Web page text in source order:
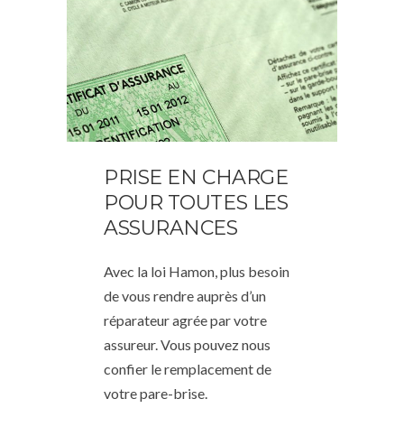
PRISE EN CHARGE
POUR TOUTES LES
ASSURANCES
Avec la loi Hamon, plus besoin
de vous rendre auprès d’un
réparateur agrée par votre
assureur. Vous pouvez nous
confier le remplacement de
votre pare-brise.